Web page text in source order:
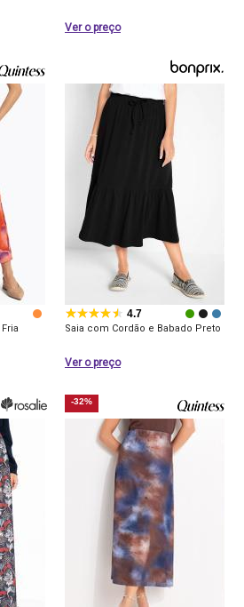
Ver o preço
4.7
Saia com Cordão e Babado Preto
Ver o preço
-32%